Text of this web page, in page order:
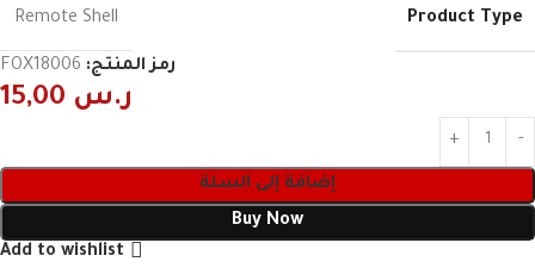
Product Type
Remote Shell
رمز المنتج: FOX18006
ر.س
إضافة إلى السلة
Buy Now
Add to wishlist